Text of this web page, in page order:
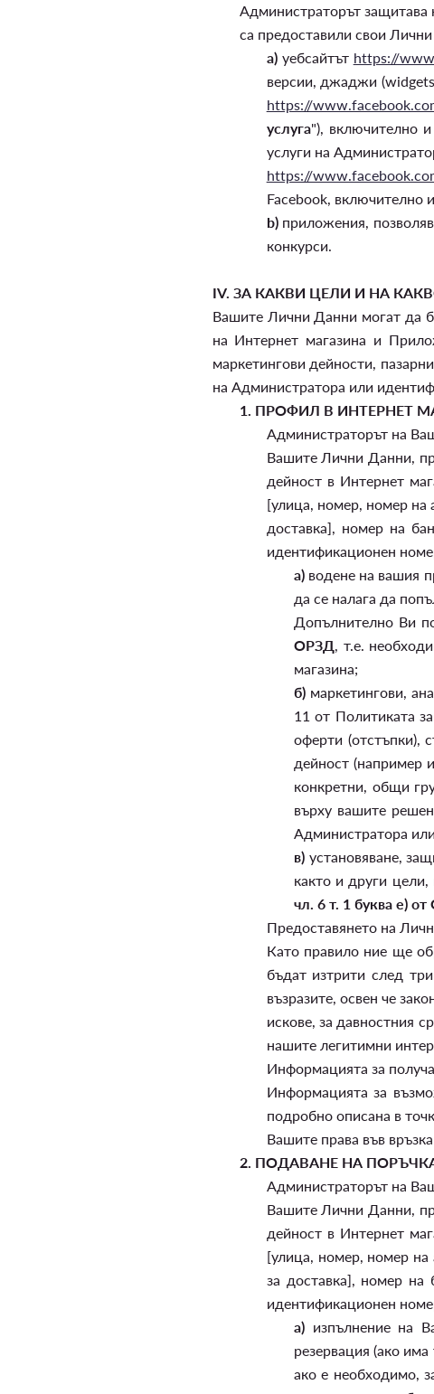
Администраторът защитава
са предоставили свои
а)уебсайтът https://
версии, джаджи
https://
услуга"), включително и
услуги на
https://
Facebook, включително
b)приложения,
конкурси.
IV. ЗА КАКВИ ЦЕЛИ И НА
Вашите Лични Данни могат да
на Интернет магазина и
маркетингови дейности,
на Администратора или
1. ПРОФИЛ В ИНТЕРНЕТ
Администраторът на
Вашите Лични Данни,
дейност в Интернет
[улица, номер, номер на
доставка], номер на
идентификационен
а)водене на вашия
да се налага да
Допълнително Ви
ОРЗД, т.е.
магазина;
б)маркетингови,
11 от Политиката
оферти (отстъпки),
дейност (например
конкретни, общи
върху вашите
Администратора
в)установяване,
както и други
чл. 6 т. 1 буква е)
Предоставянето на
Като правило ние ще
бъдат изтрити след
възразите, освен че
искове, за давностния
нашите легитимни
Информацията за
Информацията за
подробно описана в
Вашите права във
2. ПОДАВАНЕ НА
Администраторът на
Вашите Лични Данни,
дейност в Интернет
[улица, номер, номер
за доставка], номер на
идентификационен
а)изпълнение на
резервация (ако
ако е необходимо,